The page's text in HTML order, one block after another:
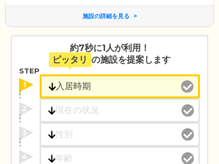
施設の詳細を見る
約7秒に1人が利用！
ピッタリ の施設を提案します
STEP
1
2
3
4